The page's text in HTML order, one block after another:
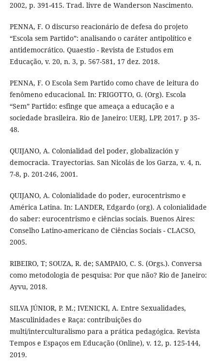
2002, p. 391-415. Trad. livre de Wanderson Nascimento.
PENNA, F. O discurso reacionário de defesa do projeto
“Escola sem Partido”: analisando o caráter antipolítico e
antidemocrático. Quaestio - Revista de Estudos em
Educação, v. 20, n. 3, p. 567-581, 17 dez. 2018.
PENNA, F. O Escola Sem Partido como chave de leitura do
fenômeno educacional. In: FRIGOTTO, G. (Org). Escola
“Sem” Partido: esfinge que ameaça a educação e a
sociedade brasileira. Rio de Janeiro: UERJ, LPP, 2017. p 35-
48.
QUIJANO, A. Colonialidad del poder, globalización y
democracia. Trayectorias. San Nicolás de los Garza, v. 4, n.
7-8, p. 201-246, 2001.
QUIJANO, A. Colonialidade do poder, eurocentrismo e
América Latina. In: LANDER, Edgardo (org). A colonialidade
do saber: eurocentrismo e ciências sociais. Buenos Aires:
Conselho Latino-americano de Ciências Sociais - CLACSO,
2005.
RIBEIRO, T; SOUZA, R. de; SAMPAIO, C. S. (Orgs.). Conversa
como metodologia de pesquisa: Por que não? Rio de Janeiro:
Ayvu, 2018.
SILVA JÚNIOR, P. M.; IVENICKI, A. Entre Sexualidades,
Masculinidades e Raça: contribuições do
multi/interculturalismo para a prática pedagógica. Revista
Tempos e Espaços em Educação (Online), v. 12, p. 125-144,
2019.